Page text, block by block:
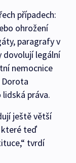
případech:
ohrožení
paragrafy v
dovolují legální
nemocnice
práva.
ještě větší
které teď
tvrdí